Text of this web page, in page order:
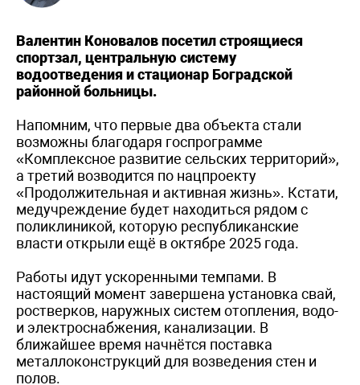
Валентин Коновалов посетил строящиеся
спортзал, центральную систему
водоотведения и стационар Боградской
районной больницы.
Напомним, что первые два объекта стали
возможны благодаря госпрограмме
«Комплексное развитие сельских территорий»,
а третий возводится по нацпроекту
«Продолжительная и активная жизнь». Кстати,
медучреждение будет находиться рядом с
поликлиникой, которую республиканские
власти открыли ещё в октябре 2025 года.
Работы идут ускоренными темпами. В
настоящий момент завершена установка свай,
ростверков, наружных систем отопления, водо-
и электроснабжения, канализации. В
ближайшее время начнётся поставка
металлоконструкций для возведения стен и
полов.